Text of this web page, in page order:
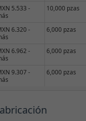
5.533 -
10,000 pzas
6.320 -
6,000 pzas
6.962 -
6,000 pzas
9.307 -
6,000 pzas